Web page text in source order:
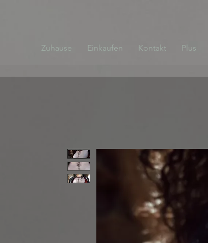
Zuhause Einkaufen Kontakt Plus